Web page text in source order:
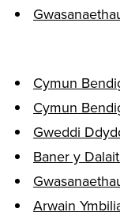
Cymun
Cymun
Gweddi
Baner y
Arwain